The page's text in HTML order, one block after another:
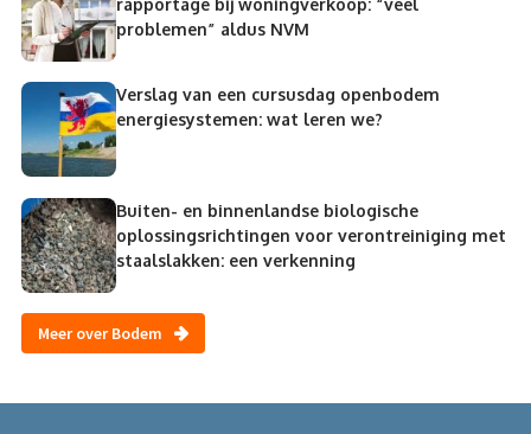
rapportage bij woningverkoop: “veel
problemen” aldus NVM
Verslag van een cursusdag openbodem
energiesystemen: wat leren we?
Buiten- en binnenlandse biologische
oplossingsrichtingen voor verontreiniging met
staalslakken: een verkenning
Meer over Bodem